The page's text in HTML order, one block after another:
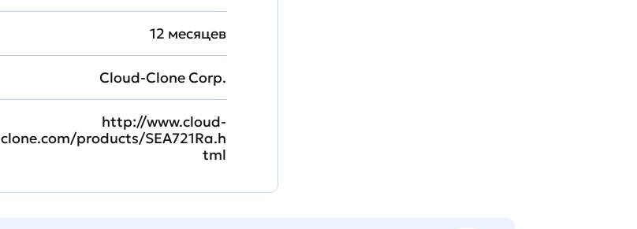
12 месяцев
Cloud-Clone Corp.
http://www.cloud-
clone.com/products/SEA721Ra.h
tml